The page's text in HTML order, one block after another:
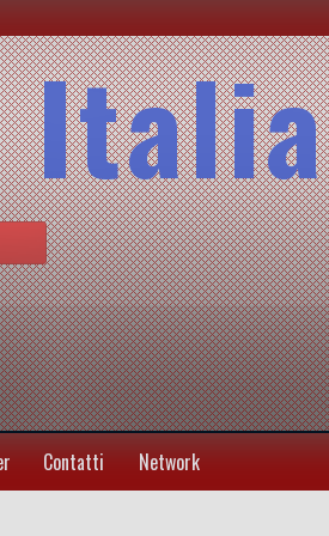
Italia
Contatti Network